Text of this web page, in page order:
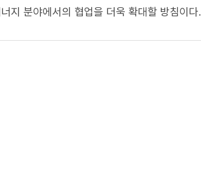
지 분야에서의 협업을 더욱 확대할 방침이다.